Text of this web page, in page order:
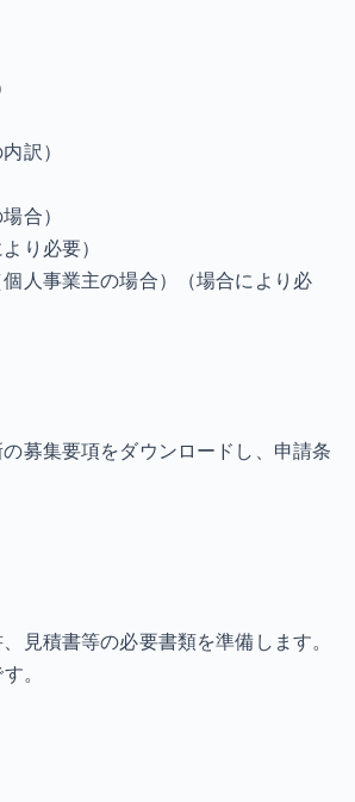
訳）
合）
り必要）
人事業主の場合）
（場合により必
募集要項をダウンロードし、申請条
見積書等の必要書類を準備します。
。